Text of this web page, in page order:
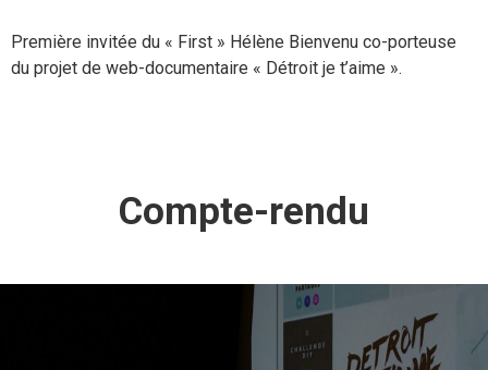
Première invitée du « First » Hélène Bienvenu co-porteuse
du projet de web-documentaire « Détroit je t’aime ».
Compte-rendu